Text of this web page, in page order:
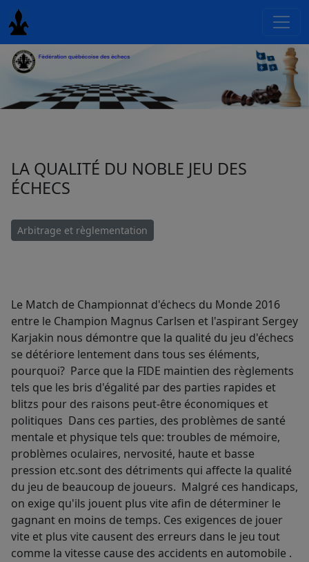
LA QUALITÉ DU NOBLE JEU DES
ÉCHECS
Arbitrage et règlementation
Le Match de Championnat d'échecs du Monde 2016
entre le Champion Magnus Carlsen et l'aspirant Sergey
Karjakin nous démontre que la qualité du jeu d'échecs
se détériore lentement dans tous ses éléments,
pourquoi? Parce que la FIDE maintien des règlements
tels que les bris d'égalité par des parties rapides et
blitzs pour des raisons peut-être économiques et
politiques Dans ces parties, des problèmes de santé
mentale et physique tels que: troubles de mémoire,
problèmes oculaires, nervosité, haute et basse
pression etc.sont des détriments qui affecte la qualité
du jeu de beaucoup de joueurs. Malgré ces handicaps,
on exige qu'ils jouent plus vite afin de déterminer le
gagnant en moins de temps. Ces exigences de jouer
vite et plus vite causent des erreurs dans le jeu tout
comme la vitesse cause des accidents en automobile .